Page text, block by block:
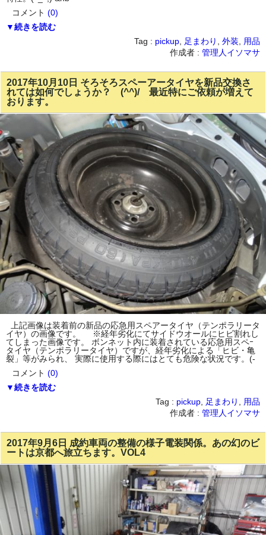
コメント (0)
▼続きを読む
Tag : pickup 足まわり 外装
用品
作成者 : 管理人イソマサ
2017年10月10日 そろそろスペーアータイヤを新品交換さ
れては如何でしょうか？ (^^)/ 最近特にご依頼が増えて
おります。
上記画像は装着前の新品の応急用スペアータイヤ（テンポラリータ
イヤ）の画像です。 ※経年劣化にてサイドウオールにヒビ割れし
てしまった画像です。 ボンネット内に装着されている応急用スペｰ
タイヤ（テンポラリータイヤ）ですが、経年劣化による「ヒビ・亀
裂」等がみられ、 実際に使用する際にはとても危険な状況です。(-
コメント (0)
▼続きを読む
Tag : pickup 足まわり
用品
作成者 : 管理人イソマサ
2017年9月6日 成約車両の整備の様子電装関係。あの幻のビ
ートは京都へ旅立ちます。VOL4